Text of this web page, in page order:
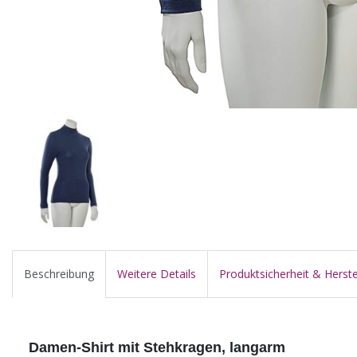
Beschreibung Weitere Details Produktsicherheit &
Damen-Shirt mit Stehkragen, langarm